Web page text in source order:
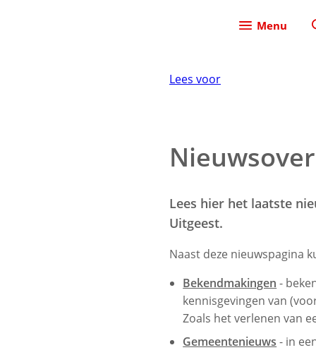
Menu
Lees voor
Lees hier het laatste
Uitgeest.
Naast deze nieuwspagina
Bekendmakingen -
kennisgevingen van
Zoals het verlenen van
Gemeentenieuws - in